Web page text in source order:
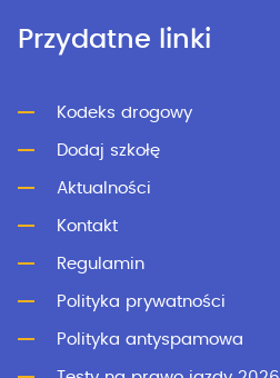
Przydatne linki
Kodeks drogowy
Dodaj szkołę
Aktualności
Kontakt
Regulamin
Polityka prywatności
Polityka antyspamowa